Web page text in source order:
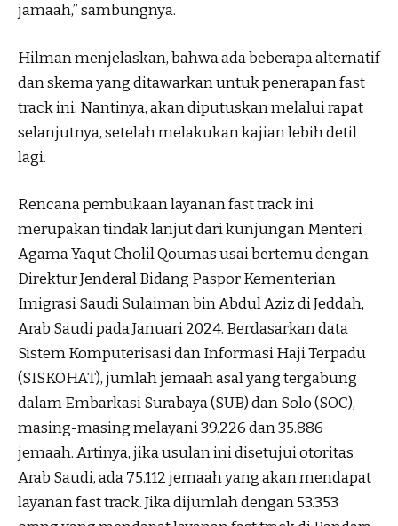
jamaah,” sambungnya.
Hilman menjelaskan, bahwa ada beberapa alternatif
dan skema yang ditawarkan untuk penerapan fast
track ini. Nantinya, akan diputuskan melalui rapat
selanjutnya, setelah melakukan kajian lebih detil
lagi.
Rencana pembukaan layanan fast track ini
merupakan tindak lanjut dari kunjungan Menteri
Agama Yaqut Cholil Qoumas usai bertemu dengan
Direktur Jenderal Bidang Paspor Kementerian
Imigrasi Saudi Sulaiman bin Abdul Aziz di Jeddah,
Arab Saudi pada Januari 2024. Berdasarkan data
Sistem Komputerisasi dan Informasi Haji Terpadu
(SISKOHAT), jumlah jemaah asal yang tergabung
dalam Embarkasi Surabaya (SUB) dan Solo (SOC),
masing-masing melayani 39.226 dan 35.886
jemaah. Artinya, jika usulan ini disetujui otoritas
Arab Saudi, ada 75.112 jemaah yang akan mendapat
layanan fast track. Jika dijumlah dengan 53.353